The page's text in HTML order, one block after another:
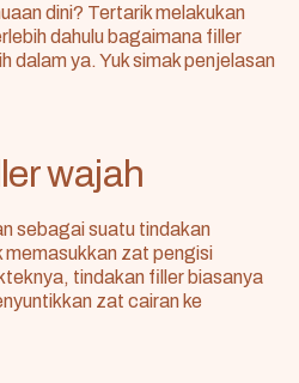
dini? Tertarik melakukan
dahulu bagaimana filler
dalam ya. Yuk simak penjelasan
wajah
sebagai suatu tindakan
memasukkan zat pengisi
tindakan filler biasanya
zat cairan ke